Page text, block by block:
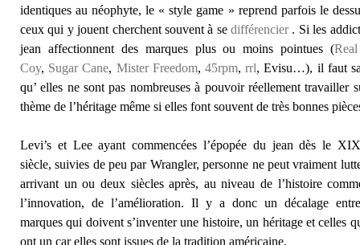
identiques au néophyte, le « style game » reprend parfois le
ceux qui y jouent cherchent souvent à sedifférencier. Si les
jean affectionnent des marques plus ou moins pointues (
Coy, Sugar Cane, Mister Freedom,45rpm,rrl, Evisu…), il faut
qu’ elles ne sont pas nombreuses à pouvoir réellement travailler
thème de l’héritage même si elles font souvent de très bonnes
Levi’s et Lee ayant commencées l’épopée du jean dès le
siècle, suivies de peu par Wrangler, personne ne peut vraiment
arrivant un ou deux siècles après, au niveau de l’histoire
l’innovation, de l’amélioration. Il y a donc un décalage
marques qui doivent s’inventer une histoire, un héritage et celles
ont un car elles sont issues de la tradition américaine.